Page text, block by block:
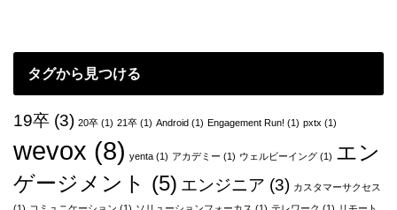
ベ
ン
ャ
で
も
タグから見つける
19卒 (3) 20卒 (1) 21卒 (1) Android (1) Engagement Run! (1) pxtx (1)
wevox (8) yenta (1) アカデミー (1) ウェルビーイング (1) エン
ゲージメント (5) エンジニア (3) カスタマーサクセス